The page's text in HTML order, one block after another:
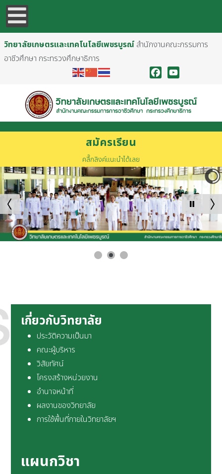
วิทยาลัยเกษตรและเทคโนโลยีเพชรบูรณ์ สำนักงานคณะกรรมการ
อาชีวศึกษา กระทรวงศึกษาธิการ
สมัครเรียน
คลื๊กลิงค์แนะนำได้เลย
เกี่ยวกับวิทยาลัย
ประวัติความเป็นมา
คณะผู้บริหาร
วิสัยทัศน์
โครงสร้างหน่วยงาน
อำนาจหน้าที่
ผลงานของวิทยาลัย
การใช้พื้นที่ภายในวิทยาลัยฯ
แผนกวิชา